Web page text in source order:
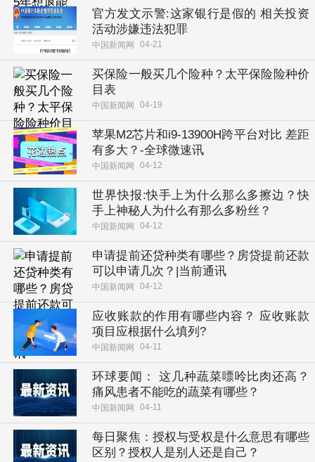
官方发文示警:这家银行是假的 相关投资
活动涉嫌违法犯罪
中国新闻网 04-21
买保险一般买几个险种？太平保险险种价
目表
中国新闻网 04-19
苹果M2芯片和i9-13900H跨平台对比 差距
有多大？-全球微速讯
中国新闻网 04-12
世界快报:快手上为什么那么多擦边？快
手上神秘人为什么有那么多粉丝？
中国新闻网 04-12
申请提前还贷种类有哪些？房贷提前还款
可以申请几次？|当前通讯
中国新闻网 04-12
应收账款的作用有哪些内容？ 应收账款
项目应根据什么填列?
中国新闻网 04-11
环球要闻： 这几种蔬菜嘌呤比肉还高？
痛风患者不能吃的蔬菜有哪些？
中国新闻网 04-11
每日聚焦：授权与受权是什么意思有哪些
区别？授权人是别人还是自己？